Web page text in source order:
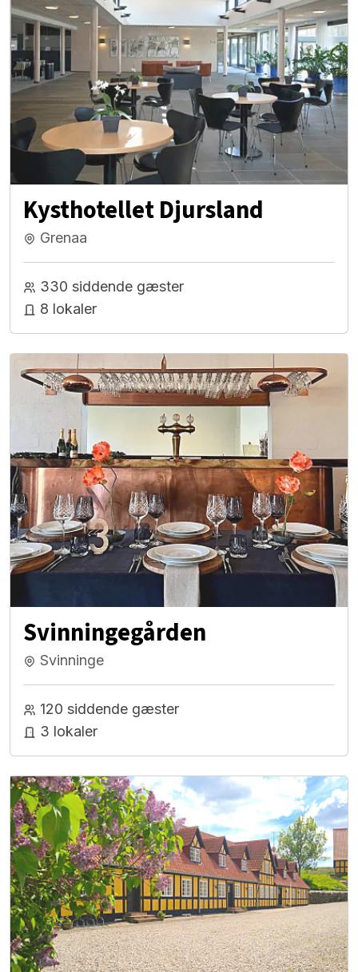
Kysthotellet Djursland
Grenaa
330 siddende gæster
8 lokaler
Svinningegården
Svinninge
120 siddende gæster
3 lokaler